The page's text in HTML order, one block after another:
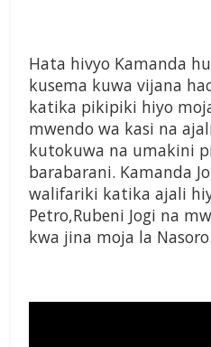
Hata hivyo Kamanda
kusema kuwa vijana
katika pikipiki hiyo
mwendo wa kasi na
kutokuwa na umakini
barabarani. Kamanda
walifariki katika ajali
Petro,Rubeni Jogi na
kwa jina moja la Nasoro.